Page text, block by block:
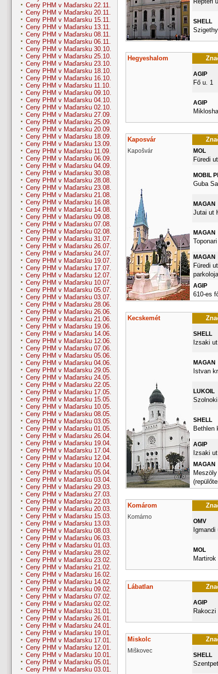
Ceny PHM v Maďarsku 22.11.
Ceny PHM v Maďarsku 20.11.
Ceny PHM v Maďarsku 15.11.
Ceny PHM v Maďarsku 13.11.
Ceny PHM v Maďarsku 08.11.
Ceny PHM v Maďarsku 06.11.
Ceny PHM v Maďarsku 30.10.
Ceny PHM v Maďarsku 25.10.
Ceny PHM v Maďarsku 23.10.
Ceny PHM v Maďarsku 18.10.
Ceny PHM v Maďarsku 16.10.
Ceny PHM v Maďarsku 11.10.
Ceny PHM v Maďarsku 09.10.
Ceny PHM v Maďarsku 04.10.
Ceny PHM v Maďarsku 02.10.
Ceny PHM v Maďarsku 27.09.
Ceny PHM v Maďarsku 25.09.
Ceny PHM v Maďarsku 20.09.
Ceny PHM v Maďarsku 18.09.
Ceny PHM v Maďarsku 13.09.
Ceny PHM v Maďarsku 11.09.
Ceny PHM v Maďarsku 06.09.
Ceny PHM v Maďarsku 04.09.
Ceny PHM v Maďarsku 30.08.
Ceny PHM v Maďarsku 28.08.
Ceny PHM v Maďarsku 23.08.
Ceny PHM v Maďarsku 21.08.
Ceny PHM v Maďarsku 16.08.
Ceny PHM v Maďarsku 14.08.
Ceny PHM v Maďarsku 09.08.
Ceny PHM v Maďarsku 07.08.
Ceny PHM v Maďarsku 02.08.
Ceny PHM v Maďarsku 31.07.
Ceny PHM v Maďarsku 26.07.
Ceny PHM v Maďarsku 24.07.
Ceny PHM v Maďarsku 19.07.
Ceny PHM v Maďarsku 17.07.
Ceny PHM v Maďarsku 12.07.
Ceny PHM v Maďarsku 10.07.
Ceny PHM v Maďarsku 05.07.
Ceny PHM v Maďarsku 03.07.
Ceny PHM v Maďarsku 28.06.
Ceny PHM v Maďarsku 26.06.
Ceny PHM v Maďarsku 21.06.
Ceny PHM v Maďarsku 19.06.
Ceny PHM v Maďarsku 14.06.
Ceny PHM v Maďarsku 12.06.
Ceny PHM v Maďarsku 07.06.
Ceny PHM v Maďarsku 05.06.
Ceny PHM v Maďarsku 04.06.
Ceny PHM v Maďarsku 29.05.
Ceny PHM v Maďarsku 24.05.
Ceny PHM v Maďarsku 22.05.
Ceny PHM v Maďarsku 17.05.
Ceny PHM v Maďarsku 15.05.
Ceny PHM v Maďarsku 10.05.
Ceny PHM v Maďarsku 08.05.
Ceny PHM v Maďarsku 03.05.
Ceny PHM v Maďarsku 01.05.
Ceny PHM v Maďarsku 26.04.
Ceny PHM v Maďarsku 19.04.
Ceny PHM v Maďarsku 17.04.
Ceny PHM v Maďarsku 12.04.
Ceny PHM v Maďarsku 10.04.
Ceny PHM v Maďarsku 05.04.
Ceny PHM v Maďarsku 03.04.
Ceny PHM v Maďarsku 29.03.
Ceny PHM v Maďarsku 27.03.
Ceny PHM v Maďarsku 22.03.
Ceny PHM v Maďarsku 20.03.
Ceny PHM v Maďarsku 15.03.
Ceny PHM v Maďarsku 13.03.
Ceny PHM v Maďarsku 08.03.
Ceny PHM v Maďarsku 06.03.
Ceny PHM v Maďarsku 01.03.
Ceny PHM v Maďarsku 28.02.
Ceny PHM v Maďarsku 23.02.
Ceny PHM v Maďarsku 21.02.
Ceny PHM v Maďarsku 16.02.
Ceny PHM v Maďarsku 14.02.
Ceny PHM v Maďarsku 09.02.
Ceny PHM v Maďarsku 07.02.
Ceny PHM v Maďarsku 02.02.
Ceny PHM v Maďarsku 31.01.
Ceny PHM v Maďarsku 26.01.
Ceny PHM v Maďarsku 24.01.
Ceny PHM v Maďarsku 19.01.
Ceny PHM v Maďarsku 17.01.
Ceny PHM v Maďarsku 12.01.
Ceny PHM v Maďarsku 10.01.
Ceny PHM v Maďarsku 05.01.
Ceny PHM v Maďarsku 03.01.
SHELL
Hegyeshalom
AGIP
Fő u. 1
AGIP
Kaposvár
Kapošvár MOL
Füredi
MOBIL
Guba
MAGAN
Jutai ut
MAGAN
MAGAN
Füredi
AGIP
610-es
Kecskemét
SHELL
Izsaki
MAGAN
Istvan
LUKOIL
SHELL
Bethlen
AGIP
Izsaki
MAGAN
Komárom
Komárno
OMV
Igmandi
MOL
Martirok
Lábatlan
AGIP
Rakoczi
Miskolc
Miškovec
SHELL